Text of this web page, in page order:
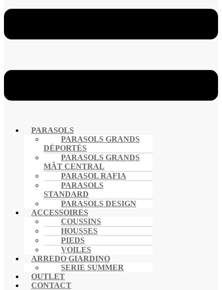
PARASOLS
PARASOLS GRANDS
DÉPORTÉS
PARASOLS GRANDS
MÂT CENTRAL
PARASOL RAFIA
PARASOLS
STANDARD
PARASOLS DESIGN
ACCESSOIRES
COUSSINS
HOUSSES
PIEDS
VOILES
ARREDO GIARDINO
SERIE SUMMER
OUTLET
CONTACT